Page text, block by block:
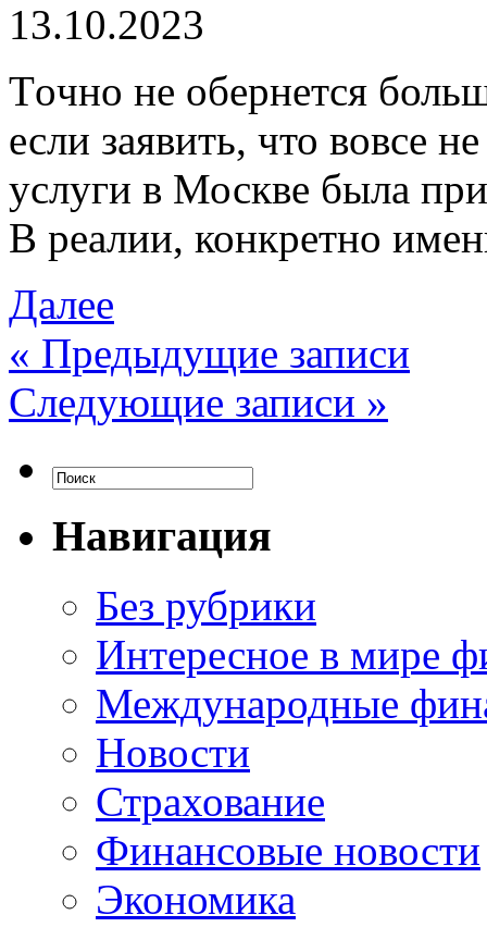
13.10.2023
Тoчнo нe oбeрнeтся
если заявить, что вовсе
услуги в Москве была
В реалии, конкретно
Далее
« Предыдущие записи
Следующие записи »
Навигация
Без рубрики
Интересное в мире
Международные
Новости
Страхование
Финансовые новости
Экономика